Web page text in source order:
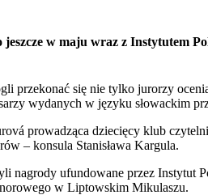
w maju wraz z Instytutem
przekonać się nie tylko jurorzy
wydanych w języku słowackim
prowadząca dziecięcy klub
– konsula Stanisława Kargula.
nagrody ufundowane przez
w Liptowskim Mikulaszu.